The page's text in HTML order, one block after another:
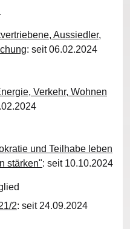
Aussiedler,
: seit 06.02.2024
Verkehr, Wohnen
und Teilhabe leben
stärken": seit 10.10.2024
2: seit 24.09.2024